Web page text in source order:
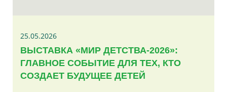
25.05.2026
ВЫСТАВКА «МИР ДЕТСТВА-2026»:
ГЛАВНОЕ СОБЫТИЕ ДЛЯ ТЕХ, КТО
СОЗДАЕТ БУДУЩЕЕ ДЕТЕЙ